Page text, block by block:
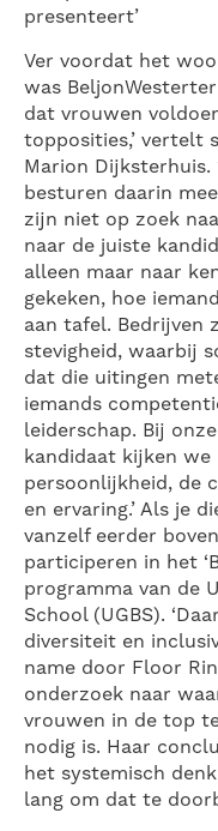
presenteert’
Ver voordat het
was
dat vrouwen
topposities,’ vertelt
Marion Dijksterhuis.
besturen daarin
zijn niet op zoek
naar de juiste
alleen maar naar
gekeken, hoe
aan tafel. Bedrijven
stevigheid, waarbij
dat die uitingen
iemands
leiderschap. Bij
kandidaat kijken
persoonlijkheid, de
en ervaring.’ Als je
vanzelf eerder
participeren in het
programma van de
School (UGBS).
diversiteit en
name door Floor
onderzoek naar
vrouwen in de top
nodig is. Haar
het systemisch
lang om dat te